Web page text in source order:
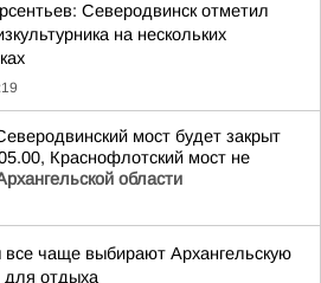
Северодвинск отметил
на нескольких
мост будет закрыт
Краснофлотский мост не
области
все чаще выбирают Архангельскую
для отдыха